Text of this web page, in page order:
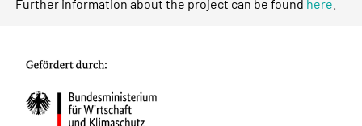
Further information about the project can be found here